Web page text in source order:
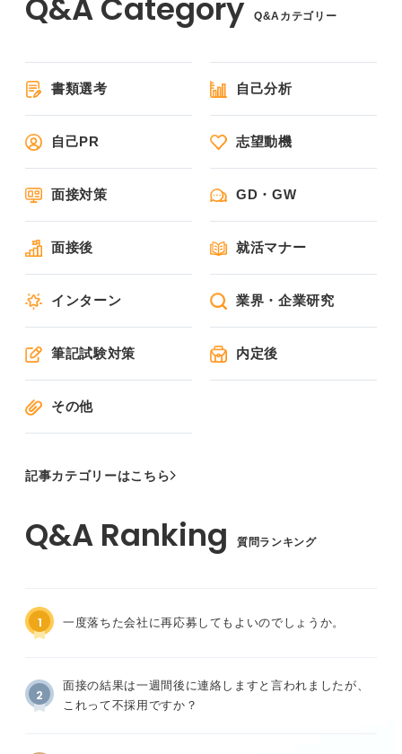
Q&Aカテゴリー
書類選考 自己分析
自己PR 志望動機
面接対策 GD・GW
面接後 就活マナー
インターン 業界・企業研究
筆記試験対策 内定後
その他
記事カテゴリーはこちら
質問ランキング
1 一度落ちた会社に再応募してもよいのでしょうか。
2
面接の結果は一週間後に連絡しますと言われましたが、
これって不採用ですか？